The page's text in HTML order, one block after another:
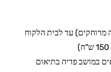
הפצה מרוחקים) עד לבית הלקוח
במושב פדיה בתיאום